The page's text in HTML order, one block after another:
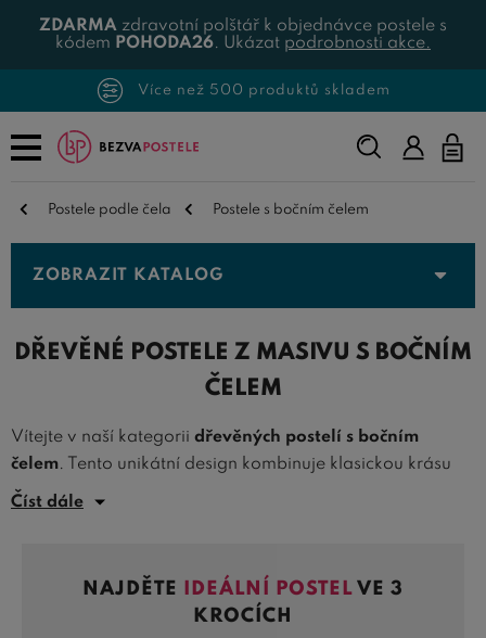
ZDARMA zdravotní polštář k objednávce postele s
kódem POHODA26. Ukázat podrobnosti akce.
Vzorníky materiálů zdarma
Napište,
co
Postele podle čela Postele s bočním čelem
ZOBRAZIT KATALOG
DŘEVĚNÉ POSTELE Z MASIVU S BOČNÍM
ČELEM
Vítejte v naší kategorii dřevěných postelí s bočním
čelem. Tento unikátní design kombinuje klasickou krásu
dřeva s praktičností bočního čela, které poskytuje
dispozici v různých stylech a dřevinách, což vám umožní
vybrat si ten pravý kus nábytku, který se dokonale hodí
do vaší místnosti nebo ložnice. Ať už preferujete tradiční
Číst dále
NAJDĚTE IDEÁLNÍ POSTEL VE 3
KROCÍCH